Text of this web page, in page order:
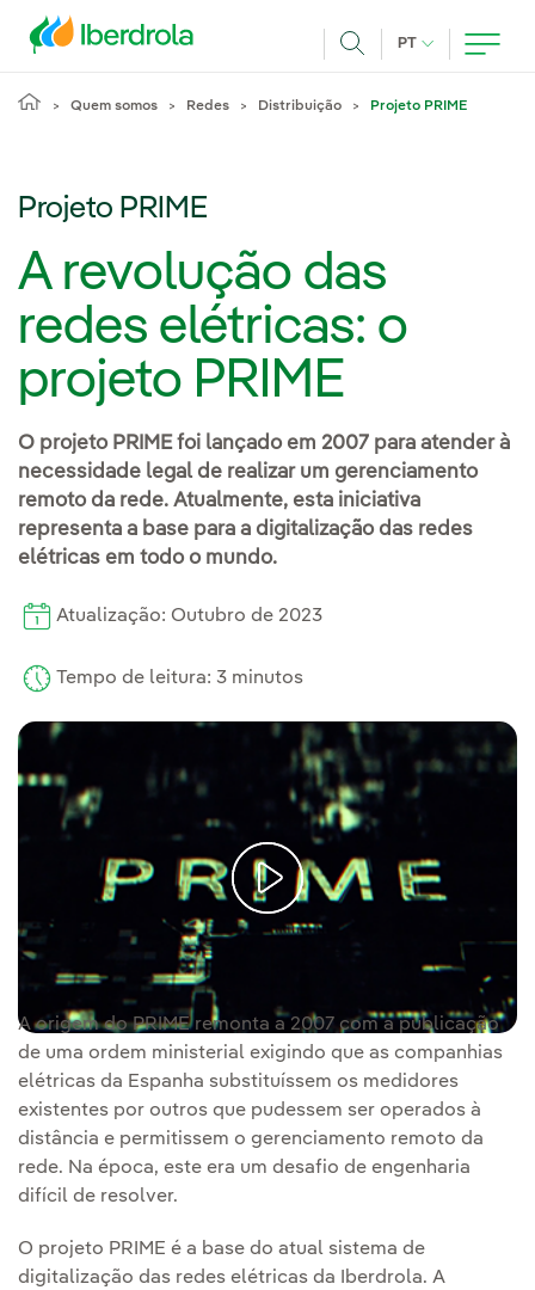
PT IDIOMA ATUAL,
Quem somos Redes Distribuição Projeto PRIME
Projeto PRIME
A revolução das
redes elétricas: o
projeto PRIME
O projeto PRIME foi lançado em 2007 para atender à
necessidade legal de realizar um gerenciamento
remoto da rede. Atualmente, esta iniciativa
representa a base para a digitalização das redes
elétricas em todo o mundo.
Atualização: Outubro de 2023
Tempo de leitura: 3 minutos
A origem do PRIME remonta a 2007 com a publicação
de uma ordem ministerial exigindo que as companhias
elétricas da Espanha substituíssem os medidores
existentes por outros que pudessem ser operados à
distância e permitissem o gerenciamento remoto da
rede. Na época, este era um desafio de engenharia
difícil de resolver.
O projeto PRIME é a base do atual sistema de
digitalização das redes elétricas da Iberdrola. A